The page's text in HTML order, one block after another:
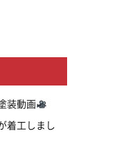
装動画
着工しまし